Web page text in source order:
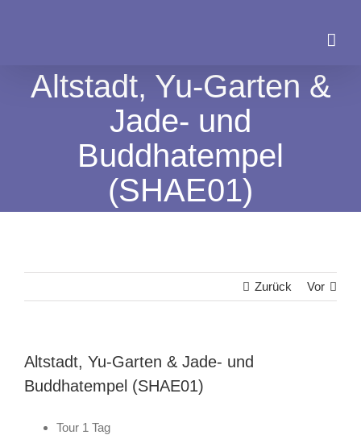
Altstadt, Yu-Garten &
Jade- und
Buddhatempel
(SHAE01)
Zurück Vor
Altstadt, Yu-Garten & Jade- und
Buddhatempel (SHAE01)
Tour 1 Tag